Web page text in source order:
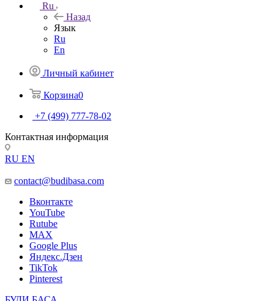
Ru
Назад
Язык
Ru
En
Личный кабинет
Корзина0
+7 (499) 777-78-02
Контактная информация
RU EN
contact@budibasa.com
Вконтакте
YouTube
Rutube
MAX
Google Plus
Яндекс.Дзен
TikTok
Pinterest